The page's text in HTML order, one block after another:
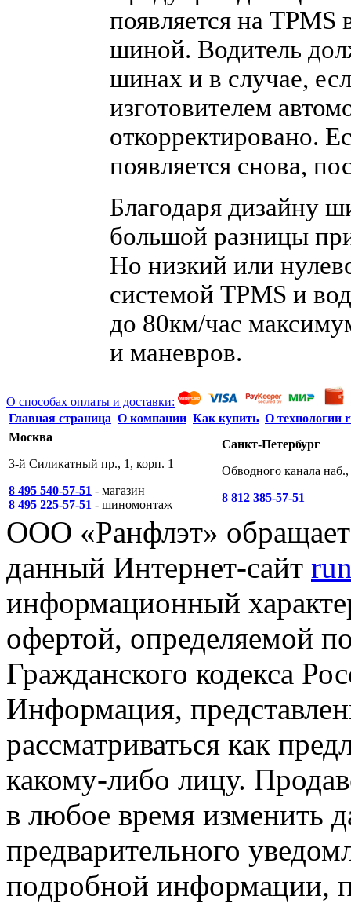
появляется на
шиной. Водитель
шинах и в случае,
изготовителем
откорректировано.
появляется снова,
Благодаря дизайну
большой разницы
Но низкий или
системой TPMS и
до 80км/час
и маневров.
О способах оплаты и доставки:
Главная страница О компании Как купить О технологии
Москва
3-й Силикатный пр., 1, корп. 1
8 495 540-57-51 - магазин
8 495 225-57-51 - шиномонтаж
Санкт-Петербург
Обводного канала
8 812 385-57-51
ООО «Ранфлэт»
данный Интернет-сайт
информационный
офертой, определяемой
Гражданского кодекса
Информация,
рассматриваться как
какому-либо лицу.
в любое время изменить
предварительного
подробной информации,